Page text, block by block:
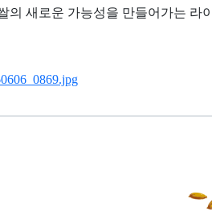
의 새로운 가능성을 만들어가는 라